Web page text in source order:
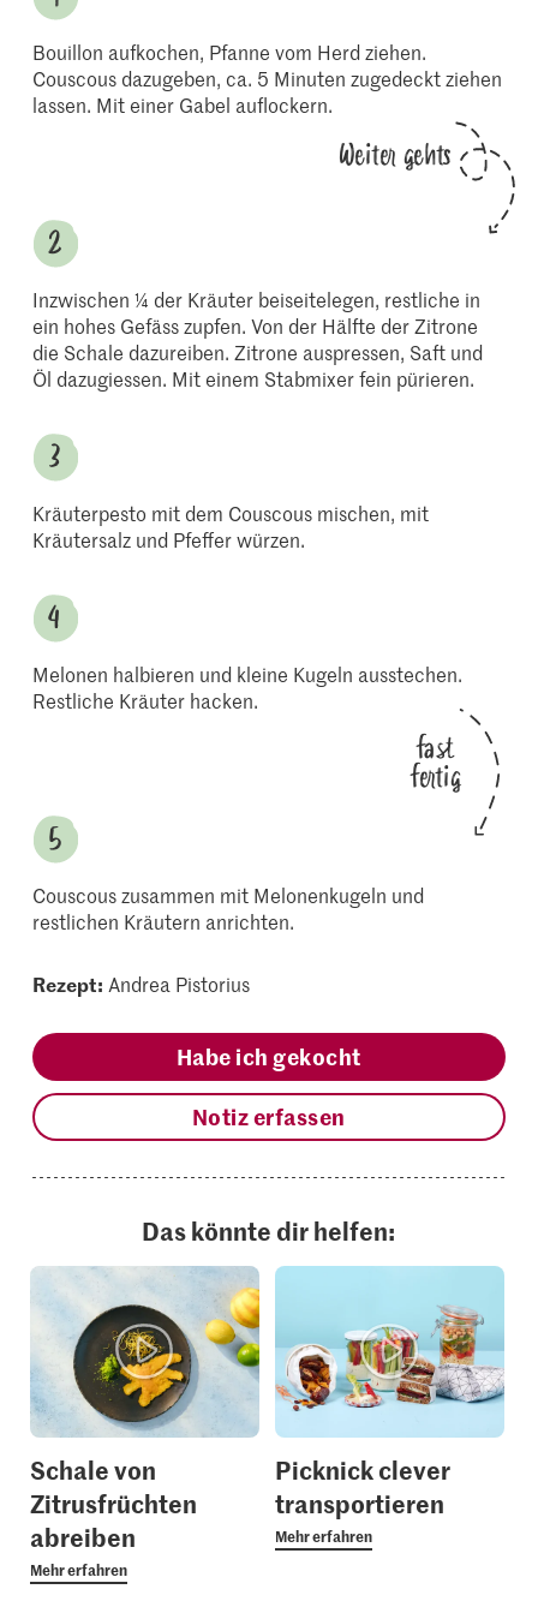
Bouillon aufkochen, Pfanne vom Herd ziehen.
Couscous dazugeben, ca. 5 Minuten zugedeckt ziehen
lassen. Mit einer Gabel auflockern.
Weiter gehts
Inzwischen ¼ der Kräuter beiseitelegen, restliche in
ein hohes Gefäss zupfen. Von der Hälfte der Zitrone
die Schale dazureiben. Zitrone auspressen, Saft und
Öl dazugiessen. Mit einem Stabmixer fein pürieren.
Kräuterpesto mit dem Couscous mischen, mit
Kräutersalz und Pfeffer würzen.
Melonen halbieren und kleine Kugeln ausstechen.
Restliche Kräuter hacken.
fast
fertig
Couscous zusammen mit Melonenkugeln und
restlichen Kräutern anrichten.
Rezept: Andrea Pistorius
Habe ich gekocht
Notiz erfassen
Das könnte dir helfen:
Schale von
Zitrusfrüchten
abreiben
Mehr erfahren
Picknick clever
transportieren
Mehr erfahren